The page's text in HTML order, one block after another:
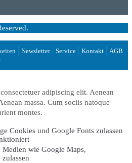
Newsletter Service Kontakt
AGB
adipiscing elit. Aenean
massa. Cum sociis natoque
montes.
Cookies und Google Fonts zulassen
Medien wie Google Maps,